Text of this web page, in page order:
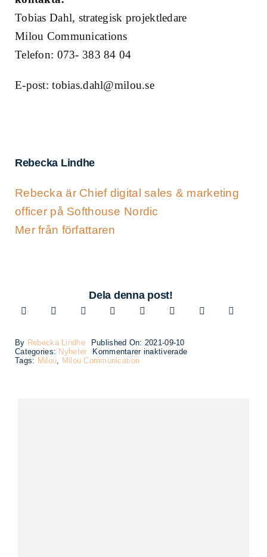
Tobias Dahl, strategisk projektledare
Milou Communications
Telefon: 073- 383 84 04
E-post: tobias.dahl@milou.se
Rebecka Lindhe
Rebecka är Chief digital sales & marketing
officer på Softhouse Nordic
Mer från författaren
Dela denna post!
By Rebecka Lindhe
Published On: 2021-09-10
Categories: Nyheter Kommentarer inaktiveradeför
Tags: Milou Milou Communication